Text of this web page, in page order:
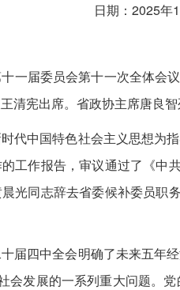
日期：2025
届委员会第十一次全体会议
清宪出席。省政协主席唐良
中国特色社会主义思想为指
工作报告，审议通过了《中
光同志辞去省委候补委员职
四中全会明确了未来五年经
会发展的一系列重大问题。